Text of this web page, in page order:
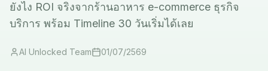
ยังไง ROI จริงจากร้านอาหาร e-commerce ธุรกิจ
บริการ พร้อม Timeline 30 วันเริ่มได้เลย
AI Unlocked Team 01/07/2569